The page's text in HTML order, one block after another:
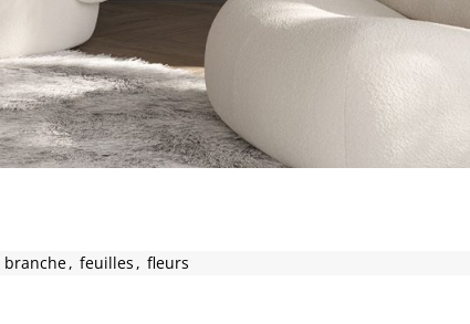
branche, feuilles , fleurs